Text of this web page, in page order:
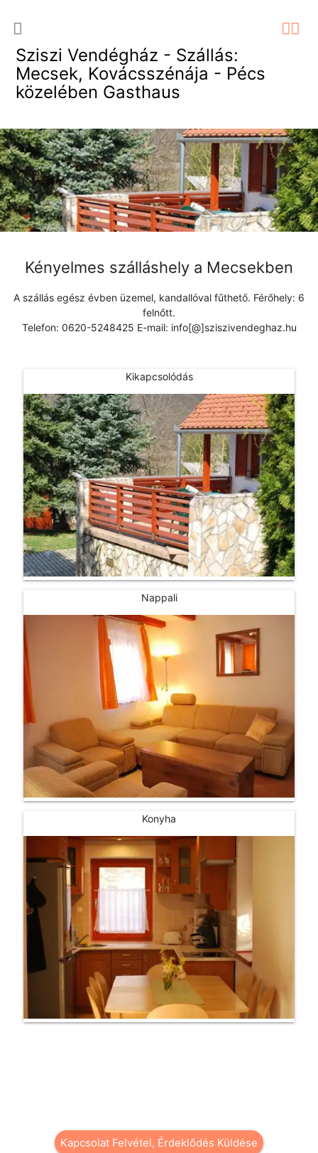
Sziszi Vendégház - Szállás:
Mecsek, Kovácsszénája - Pécs
közelében Gasthaus
Kényelmes szálláshely a Mecsekben
A szállás egész évben üzemel, kandallóval fűthető. Férőhely: 6
felnőtt.
Telefon: 0620-5248425 E-mail: info[@]sziszivendeghaz.hu
Kikapcsolódás
Nappali
Konyha
Kapcsolat Felvétel, Érdeklődés Küldése